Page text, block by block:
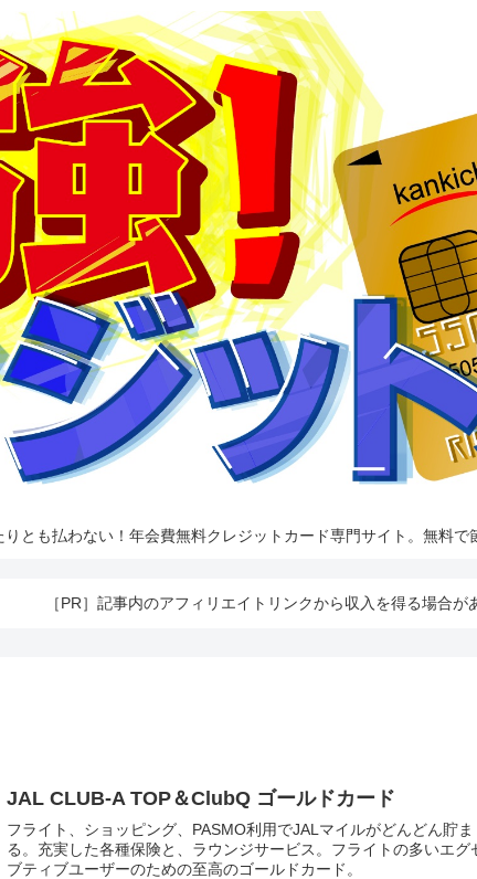
とも払わない！年会費無料クレジットカード専門サイト。無料で
［PR］記事内のアフィリエイトリンクから収入を得る場合が
JAL CLUB-A TOP＆ClubQ ゴールドカード
フライト、ショッピング、PASMO利用でJALマイルがどんどん貯ま
る。充実した各種保険と、ラウンジサービス。フライトの多いエグ
ブティブユーザーのための至高のゴールドカード。